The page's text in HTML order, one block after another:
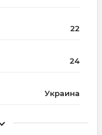
22
24
Украина